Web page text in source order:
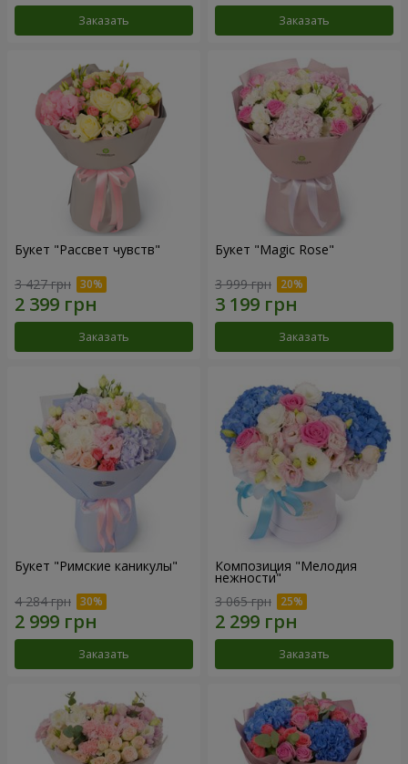
Заказать Заказать
Букет "Рассвет чувств"
3 427 грн
Заказать
Букет "Magic Rose"
3 999 грн
Заказать
Букет "Римские каникулы"
4 284 грн
Заказать
Композиция "Мелодия
нежности"
3 065 грн
Заказать